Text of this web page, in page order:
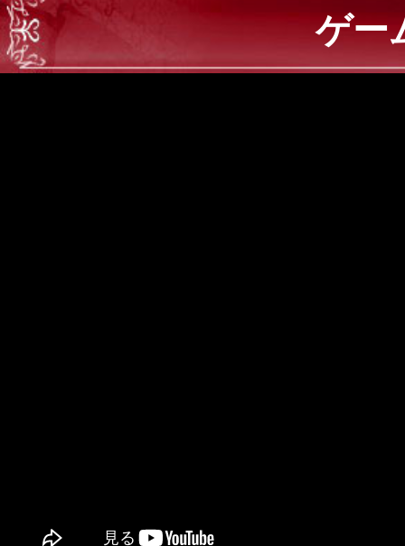
ゲー